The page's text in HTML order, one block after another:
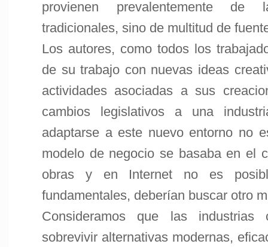
provienen prevalentemente de
tradicionales, sino de multitud de
Los autores, como todos los
de su trabajo con nuevas ideas
actividades asociadas a sus
cambios legislativos a una
adaptarse a este nuevo entorno no
modelo de negocio se basaba en el
obras y en Internet no es
fundamentales, deberían buscar otro
Consideramos que las industrias
sobrevivir alternativas modernas,